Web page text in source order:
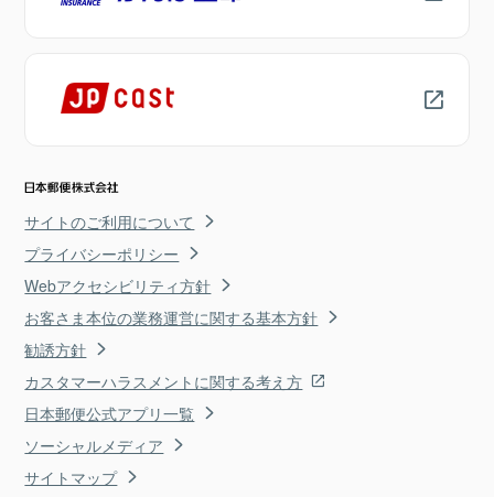
サイトのご利用について
プライバシーポリシー
Webアクセシビリティ方針
お客さま本位の業務運営に関する基本方針
勧誘方針
カスタマーハラスメントに関する考え方
日本郵便公式アプリ一覧
ソーシャルメディア
サイトマップ